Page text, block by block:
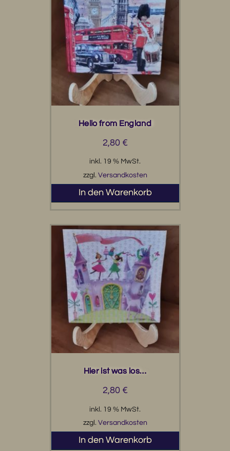
Hello from England
2,80 €
inkl. 19 % MwSt.
zzgl. Versandkosten
In den Warenkorb
Hier ist was los…
2,80 €
inkl. 19 % MwSt.
zzgl. Versandkosten
In den Warenkorb